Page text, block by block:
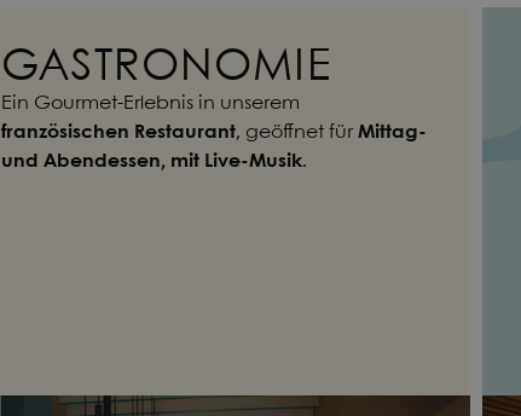
GASTRONOMIE
Ein Gourmet-Erlebnis in unserem
französischen Restaurant, geöffnet für Mittag-
und Abendessen, mit Live-Musik.